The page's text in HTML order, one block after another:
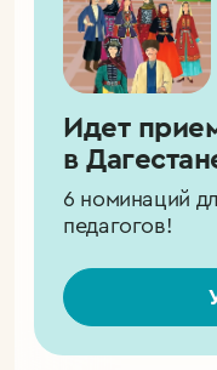
Идет
в
6 номинаций
педагогов!